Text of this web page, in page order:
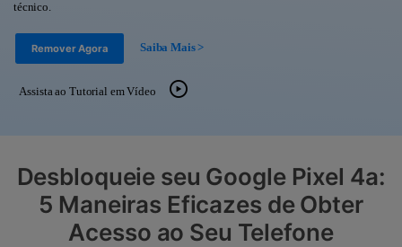
Transferir Dados
Encontre Mais Soluções
Entrar
técnico.
Remover Agora Saiba Mais >
Assista ao Tutorial em Vídeo
Desbloqueie seu Google Pixel 4a:
5 Maneiras Eficazes de Obter
Acesso ao Seu Telefone